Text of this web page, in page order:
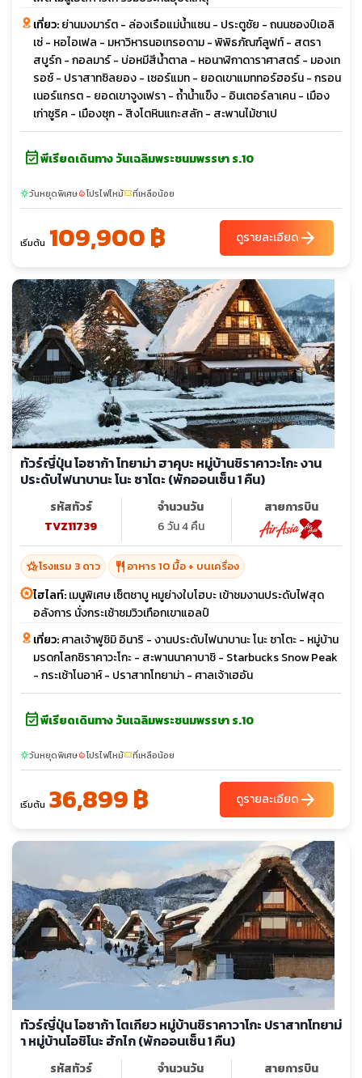
เที่ยว:ย่านมงมาร์ต - ล่องเรือแม่น้ำแซน - ประตูชัย - ถนนชองป์เอลิ
เซ่ - หอไอเฟล - มหาวิหารนอเทรอดาม - พิพิธภัณฑ์ลูฟท์ - สตรา
สบูร์ก - กอลมาร์ - บ่อหมีสีน้ำตาล - หอนาฬิกาดาราศาสตร์ - มองเท
รอซ์ - ปราสาทซิลยอง - เซอร์แมท - ยอดเขาแมททอร์ฮอร์น - กรอน
เนอร์แกรต - ยอดเขาจูงเฟรา - ถ้ำน้ำแข็ง - อินเตอร์ลาเคน - เมือง
เก่าซูริค - เมืองซุก - สิงโตหินแกะสลัก - สะพานไม้ชาเป
event_availableพีเรียดเดินทาง วันเฉลิมพระชนมพรรษา ร.10
sunnyวันหยุดพิเศษlocal_fire_departmentโปรไฟไหม้confirmation_numberที่เหลือน้อย
เริ่มต้น 109,900 ฿ ดูรายละเอียดarrow_forward
ทัวร์ญี่ปุ่น โอซาก้า โทยาม่า ฮาคุบะ หมู่บ้านชิราคาวะโกะ งาน
ประดับไฟนาบานะ โนะ ซาโตะ (พักออนเซ็น 1 คืน)
รหัสทัวร์
TVZ11739
จำนวนวัน
6 วัน 4 คืน
สายการบิน
hotel_classโรงแรม 3 ดาว restaurant อาหาร 10 มื้อ + บนเครื่อง
ไฮไลท์:เมนูพิเศษ เซ็ตชาบู หมูย่างใบโฮบะ เข้าชมงานประดับไฟสุด
อลังการ นั่งกระเช้าชมวิวเทือกเขาแอลป์
เที่ยว:ศาลเจ้าฟูชิมิ อินาริ - งานประดับไฟนาบานะ โนะ ซาโตะ - หมู่บ้าน
มรดกโลกชิราคาวะโกะ - สะพานนาคาบาชิ - Starbucks Snow Peak
- กระเช้าโนอาห์ - ปราสาทโทยาม่า - ศาลเจ้าเฮอัน
event_availableพีเรียดเดินทาง วันเฉลิมพระชนมพรรษา ร.10
sunnyวันหยุดพิเศษlocal_fire_departmentโปรไฟไหม้confirmation_numberที่เหลือน้อย
เริ่มต้น 36,899 ฿ ดูรายละเอียดarrow_forward
ทัวร์ญี่ปุ่น โอซาก้า โตเกียว หมู่บ้านชิราคาวาโกะ ปราสาทโทยาม่
า หมู่บ้านโอชิโนะ ฮักไก (พักออนเซ็น 1 คืน)
รหัสทัวร์
จำนวนวัน
สายการบิน